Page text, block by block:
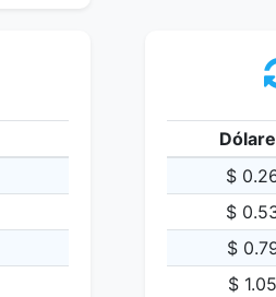
$
$
$
$ 1.05